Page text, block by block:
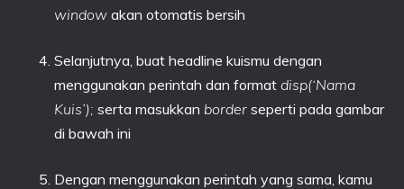
window akan otomatis bersih
Selanjutnya, buat headline kuismu dengan
menggunakan perintah dan format disp(‘Nama
Kuis’); serta masukkan border seperti pada gambar
di bawah ini
Dengan menggunakan perintah yang sama, kamu